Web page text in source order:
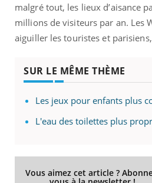
malgré tout, les lieux d’aisance
millions de visiteurs par an. Les
aiguiller les touristes et
SUR LE MÊME THÈME
Les jeux pour enfants plus
L'eau des toilettes plus
Vous aimez cet article ?